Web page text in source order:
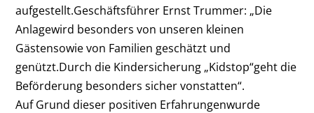
aufgestellt.Geschäftsführer Ernst Trummer: „Die
Anlagewird besonders von unseren kleinen
Gästensowie von Familien geschätzt und
genützt.Durch die Kindersicherung „Kidstop“geht die
Beförderung besonders sicher vonstatten“.
Auf Grund dieser positiven Erfahrungenwurde